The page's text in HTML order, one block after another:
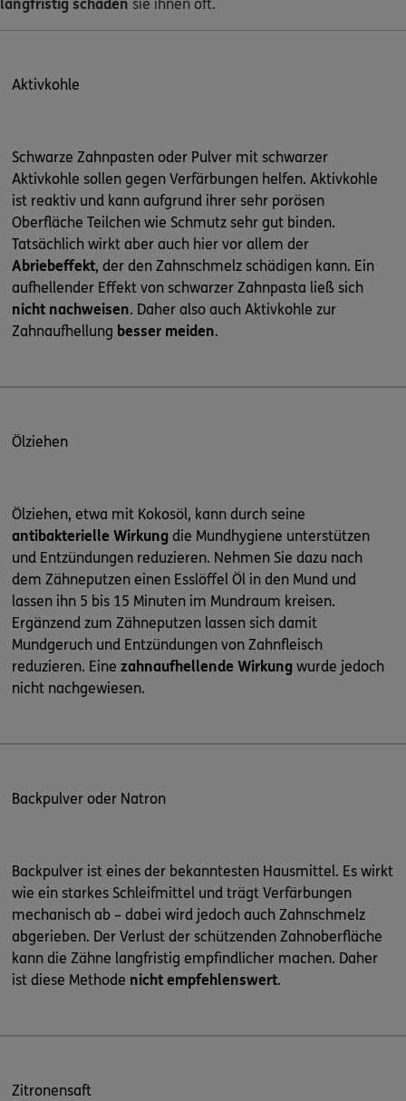
langfristig schaden sie ihnen oft.
Aktivkohle
Schwarze Zahnpasten oder Pulver mit schwarzer
Aktivkohle sollen gegen Verfärbungen helfen. Aktivkohle
ist reaktiv und kann aufgrund ihrer sehr porösen
Oberfläche Teilchen wie Schmutz sehr gut binden.
Tatsächlich wirkt aber auch hier vor allem der
Abriebeffekt, der den Zahnschmelz schädigen kann. Ein
aufhellender Effekt von schwarzer Zahnpasta ließ sich
nicht nachweisen. Daher also auch Aktivkohle zur
Zahnaufhellung besser meiden.
Ölziehen
Ölziehen, etwa mit Kokosöl, kann durch seine
antibakterielle Wirkung die Mundhygiene unterstützen
und Entzündungen reduzieren. Nehmen Sie dazu nach
dem Zähneputzen einen Esslöffel Öl in den Mund und
lassen ihn 5 bis 15 Minuten im Mundraum kreisen.
Ergänzend zum Zähneputzen lassen sich damit
Mundgeruch und Entzündungen von Zahnfleisch
reduzieren. Eine zahnaufhellende Wirkung wurde jedoch
nicht nachgewiesen.
Backpulver oder Natron
Backpulver ist eines der bekanntesten Hausmittel. Es wirkt
wie ein starkes Schleifmittel und trägt Verfärbungen
mechanisch ab – dabei wird jedoch auch Zahnschmelz
abgerieben. Der Verlust der schützenden Zahnoberfläche
kann die Zähne langfristig empfindlicher machen. Daher
ist diese Methode nicht empfehlenswert.
Zitronensaft